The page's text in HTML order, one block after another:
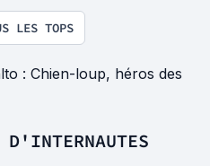
LES TOPS
: Chien-loup, héros des